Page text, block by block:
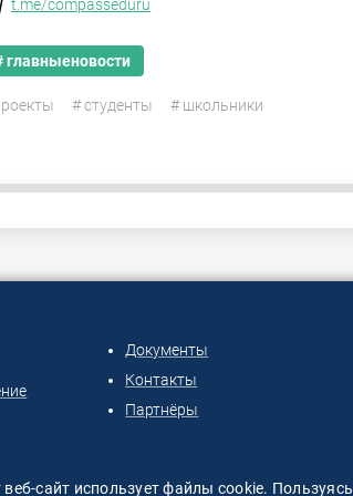
t.me/compasseduru
главныеновости
# студенты # школьники
Документы
Контакты
Партнёры
веб-сайт использует файлы cookie. Пользуясь